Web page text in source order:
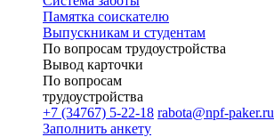
Памятка соискателю
Выпускникам и студентам
По вопросам трудоустройства
Вывод карточки
По вопросам
трудоустройства
+7 (34767) 5-22-18 rabota@npf-paker.ru
Заполнить анкету